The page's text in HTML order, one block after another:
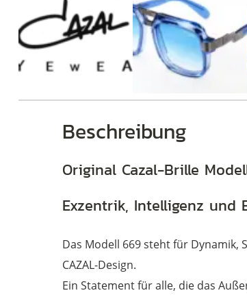
Beschreibung
Original Cazal-Brille
Exzentrik, Intelligenz und
Das Modell 669 steht für Dynamik,
CAZAL-Design.
Ein Statement für alle, die das